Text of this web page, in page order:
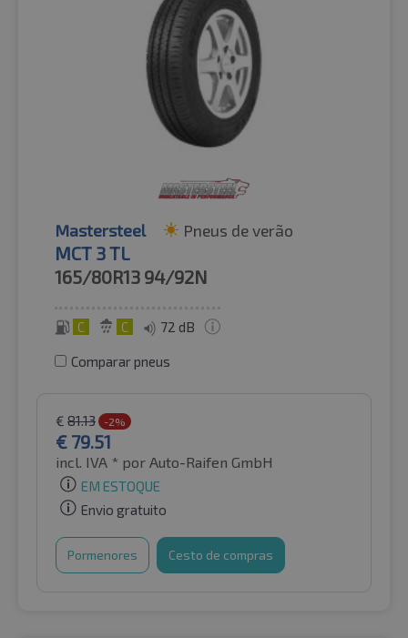
Mastersteel Pneus de verão
MCT 3 TL
165/80R13 94/92N
C C 72 dB
Comparar pneus
€ 81.13 -2%
€ 79.51
incl. IVA * por Auto-Raifen GmbH
EM ESTOQUE
Envio gratuito
Pormenores Cesto de compras